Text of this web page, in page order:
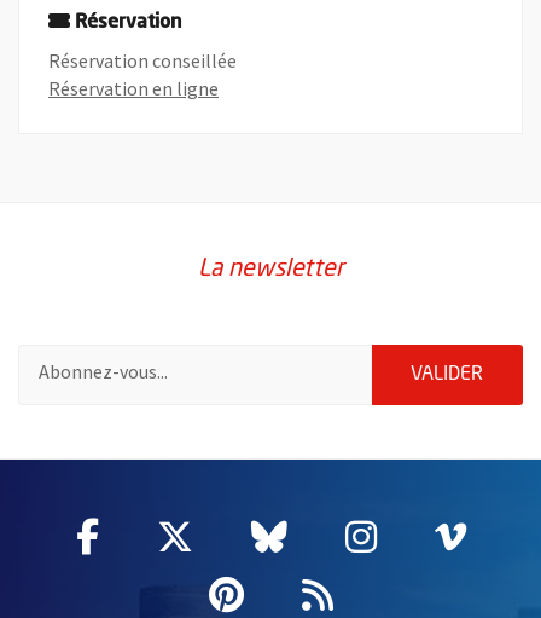
Réservation
Réservation conseillée
Réservation en ligne
La newsletter
VALIDER
Facebook
, Ouvre une nouvelle fenêtre
Twitter
, Ouvre une nouvelle
Bluesky
, Ouvre une
Instagram
, Ouvre
,
Pinterest
, Ouvre une
Flux RSS